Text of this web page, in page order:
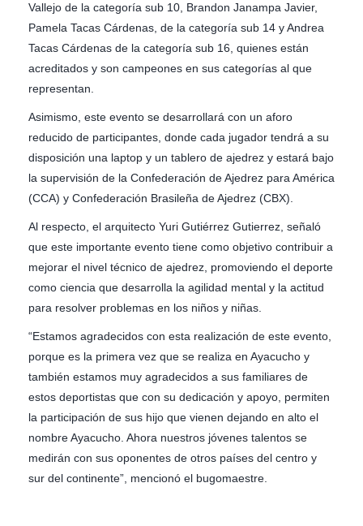
Vallejo de la categoría sub 10, Brandon Janampa Javier,
Pamela Tacas Cárdenas, de la categoría sub 14 y Andrea
Tacas Cárdenas de la categoría sub 16, quienes están
acreditados y son campeones en sus categorías al que
representan.
Asimismo, este evento se desarrollará con un aforo
reducido de participantes, donde cada jugador tendrá a su
disposición una laptop y un tablero de ajedrez y estará bajo
la supervisión de la Confederación de Ajedrez para América
(CCA) y Confederación Brasileña de Ajedrez (CBX).
Al respecto, el arquitecto Yuri Gutiérrez Gutierrez, señaló
que este importante evento tiene como objetivo contribuir a
mejorar el nivel técnico de ajedrez, promoviendo el deporte
como ciencia que desarrolla la agilidad mental y la actitud
para resolver problemas en los niños y niñas.
“Estamos agradecidos con esta realización de este evento,
porque es la primera vez que se realiza en Ayacucho y
también estamos muy agradecidos a sus familiares de
estos deportistas que con su dedicación y apoyo, permiten
la participación de sus hijo que vienen dejando en alto el
nombre Ayacucho. Ahora nuestros jóvenes talentos se
medirán con sus oponentes de otros países del centro y
sur del continente”, mencionó el bugomaestre.